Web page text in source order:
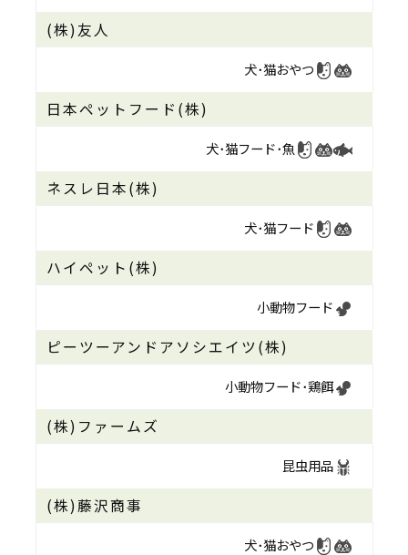
(株)友人
犬･猫おやつ
日本ペットフード(株)
犬･猫フード･魚
ネスレ日本(株)
犬･猫フード
ハイペット(株)
小動物フード
ピーツーアンドアソシエイツ(株)
小動物フード･鶏餌
(株)ファームズ
昆虫用品
(株)藤沢商事
犬･猫おやつ